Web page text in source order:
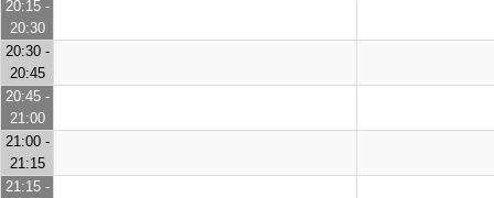
20:15 -
20:30
20:30 -
20:45
20:45 -
21:00
21:00 -
21:15
21:15 -